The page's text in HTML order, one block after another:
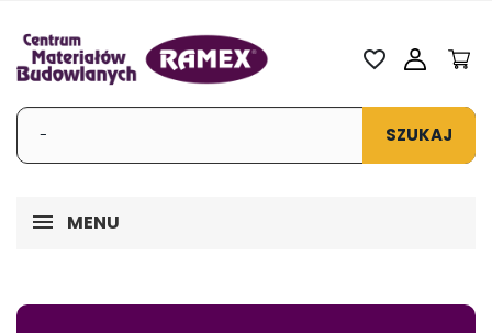
SZUKAJ
favorite_border
MENU